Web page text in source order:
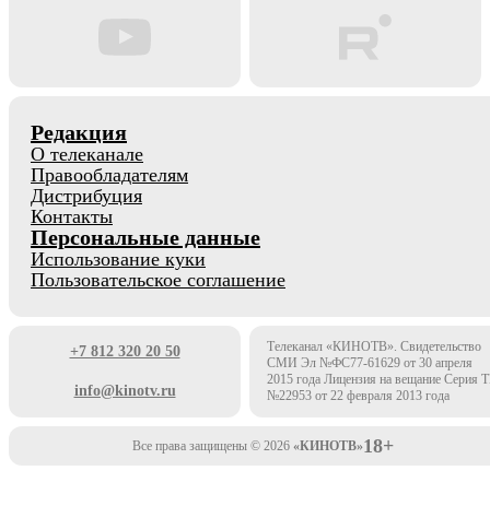
Редакция
О телеканале
Правообладателям
Дистрибуция
Контакты
Персональные данные
Использование куки
Пользовательское соглашение
+7 812 320 20 50
info@kinotv.ru
Телеканал «КИНОТВ». Свидетельство
СМИ Эл №ФС77-61629 от 30 апреля
2015 года Лицензия на вещание Серия
№22953 от 22 февраля 2013 года
Все права защищены © 2026 «КИНОТВ»18+